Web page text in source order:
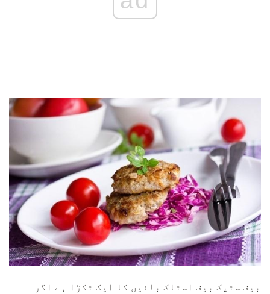
بیف سٹیک بیف اسٹاک بائیں کا ایک ٹکڑا ہے اگر